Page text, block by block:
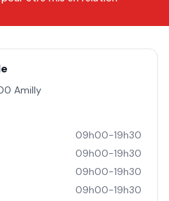
Amilly
09h00-19h30
09h00-19h30
09h00-19h30
09h00-19h30